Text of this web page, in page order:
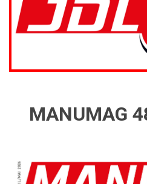
MANUMAG